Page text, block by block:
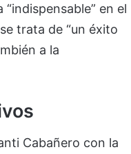
en el
trata de “un éxito
a la
Cabañero con la